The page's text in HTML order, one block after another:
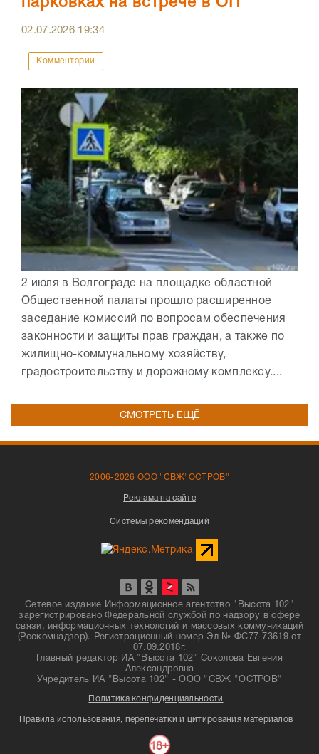
парковках на встрече в ОП
02.07.2026 19:34
Комментарии
2 июля в Волгограде на площадке областной
Общественной палаты прошло расширенное
заседание комиссий по вопросам обеспечения
законности и защиты прав граждан, а также по
жилищно-коммунальному хозяйству,
градостроительству и дорожному комплексу....
СМОТРЕТЬ ЕЩЁ
2006-2026 ООО "СВЖ"ОСТРОВ"
Реклама на сайте
Системы рекомендаций
Сетевое издание Информационное агентство "Высота 102"
зарегистрировано Федеральной службой по надзору в сфере
связи, информационных технологий и массовых коммуникаций
(Роскомнадзор). Регистрационный номер Эл № ФС77-73619 от
07.09.2018г.
Главный редактор ИА "Высота 102" Соколова Евгения
Александровна
Учредитель ИА "Высота 102" - ООО "СВЖ "ОСТРОВ"
Политика конфиденциальности
Правила использования, перепечатки и цитирования материалов